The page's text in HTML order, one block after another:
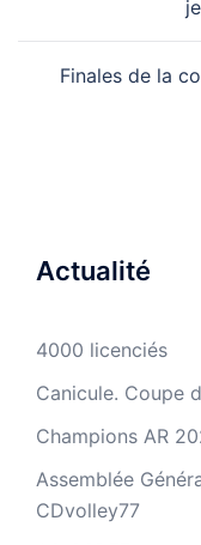
Finales de la
Actualité
4000 licenciés
Canicule. Coupe
Champions AR
Assemblée
CDvolley77